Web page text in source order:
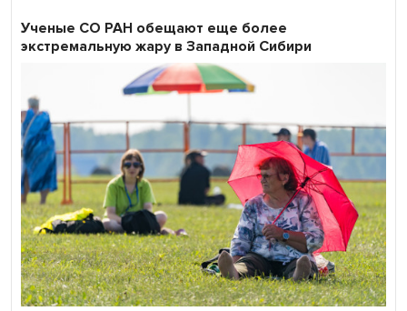
Ученые СО РАН обещают еще более
экстремальную жару в Западной Сибири